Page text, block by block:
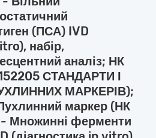
(ПСА) IVD
набір,
аналіз; НК
СТАНДАРТИ І
МАРКЕРІВ);
маркер (НК
Множинні ферменти